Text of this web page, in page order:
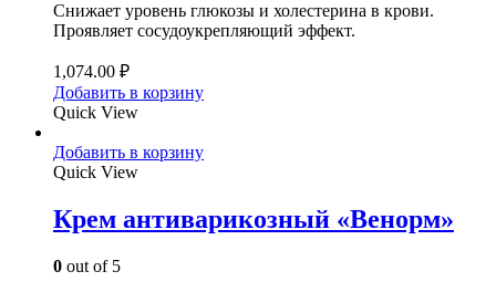
Снижает уровень глюкозы и холестерина в крови.
Проявляет сосудоукрепляющий эффект.
1,074.00 ₽
Добавить в корзину
Quick View
Добавить в корзину
Quick View
Крем антиварикозный «Венорм»
0 out of 5